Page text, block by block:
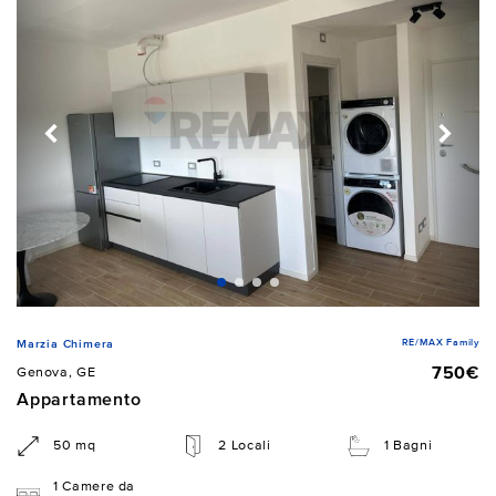
Marzia Chimera RE/MAX Family
Genova, GE
750€
Appartamento
50 mq 2 Locali 1 Bagni
1 Camere da